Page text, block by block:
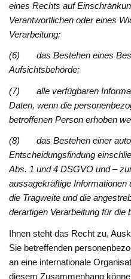
eines Rechts auf
Verantwortlichen oder eines
Verarbeitung;
(6) das Bestehen eines
Aufsichtsbehörde;
(7) alle verfügbaren
Daten, wenn die
betroffenen Person erhoben
(8) das Bestehen einer
Entscheidungsfindung
Abs. 1 und 4 DSGVO und –
aussagekräftige
die Tragweite und die
derartigen Verarbeitung für die
Ihnen steht das Recht zu,
Sie betreffenden
an eine internationale
diesem Zusammenhang